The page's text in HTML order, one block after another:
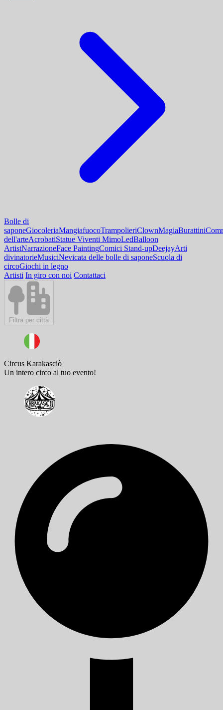
Bolle di
saponeGiocoleriaMangiafuocoTrampolieriClownMagiaBurattini
dell'arteAcrobatiStatue Viventi MimoLedBalloon
ArtistNarrazioneFace PaintingComici Stand-upDeejayArti
divinatorieMusiciNevicata delle bolle di saponeScuola di
circoGiochi in legno
Artisti In giro con noi Contattaci
Filtra per città
Circus Karakasciò
Un intero circo al tuo evento!